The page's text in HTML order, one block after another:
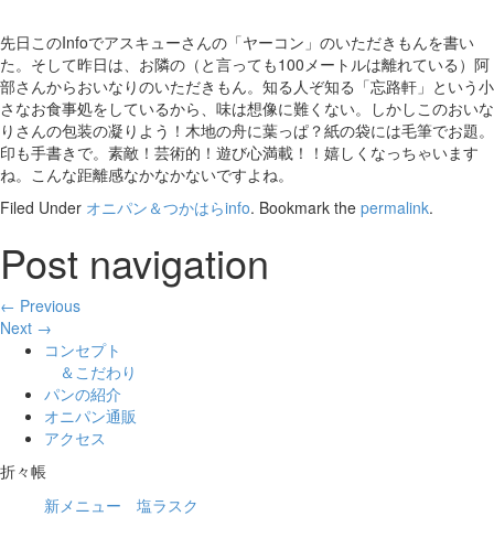
先日このInfoでアスキューさんの「ヤーコン」のいただきもんを書い
た。そして昨日は、お隣の（と言っても100メートルは離れている）阿
部さんからおいなりのいただきもん。知る人ぞ知る「忘路軒」という小
さなお食事処をしているから、味は想像に難くない。しかしこのおいな
りさんの包装の凝りよう！木地の舟に葉っぱ？紙の袋には毛筆でお題。
印も手書きで。素敵！芸術的！遊び心満載！！嬉しくなっちゃいます
ね。こんな距離感なかなかないですよね。
Filed Under オニパン＆つかはらinfo. Bookmark the permalink.
Post navigation
← Previous
Next →
コンセプト
＆こだわり
パンの紹介
オニパン通販
アクセス
折々帳
新メニュー 塩ラスク